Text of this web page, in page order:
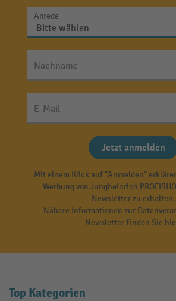
Anrede
Nachname
E-Mail
Jetzt anmelden
Mit einem Klick auf "Anmelden"
Werbung von Jungheinrich
Newsletter zu erhalten.
Nähere Informationen zur
Newsletter finden Sie
Top Kategorien